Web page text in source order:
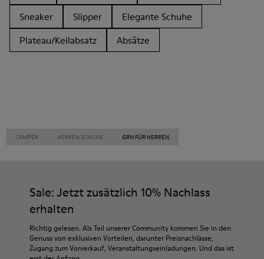
Sneaker
Slipper
Elegante Schuhe
Plateau/Keilabsatz
Absätze
CAMPER HERREN SCHUHE GRN FÜR HERREN
Sale: Jetzt zusätzlich 10% Nachlass
erhalten
Richtig gelesen. Als Teil unserer Community kommen Sie in den
Genuss von exklusiven Vorteilen, darunter Preisnachlässe,
Zugang zum Vorverkauf, Veranstaltungseinladungen. Und das ist